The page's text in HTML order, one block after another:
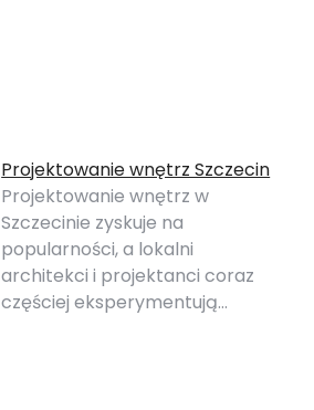
Projektowanie wnętrz Szczecin
Projektowanie wnętrz w
Szczecinie zyskuje na
popularności, a lokalni
architekci i projektanci coraz
częściej eksperymentują…